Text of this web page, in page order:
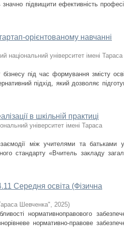
підвищити ефективність
орієнтованому навчанні
національний університет імені Тараса
під час формування змісту
підхід, який дозволяє
в шкільній практиці
університет імені Тараса
між учителями та батьками
стандарту «Вчитель закладу
Середня освіта (Фізична
Шевченка", 2025)
нормативноправового
нормативно-правове